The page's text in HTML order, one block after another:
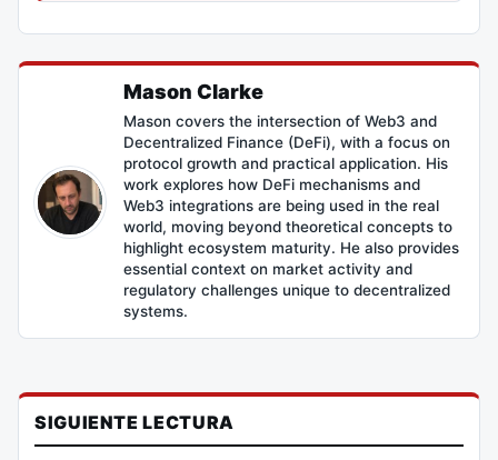
Mason Clarke
Mason covers the intersection of Web3 and
Decentralized Finance (DeFi), with a focus on
protocol growth and practical application. His
work explores how DeFi mechanisms and
Web3 integrations are being used in the real
world, moving beyond theoretical concepts to
highlight ecosystem maturity. He also provides
essential context on market activity and
regulatory challenges unique to decentralized
systems.
SIGUIENTE LECTURA